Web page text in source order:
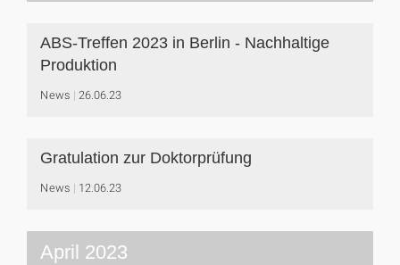
ABS-Treffen 2023 in Berlin - Nachhaltige
Produktion
News 26.06.23
Gratulation zur Doktorprüfung
News 12.06.23
April 2023